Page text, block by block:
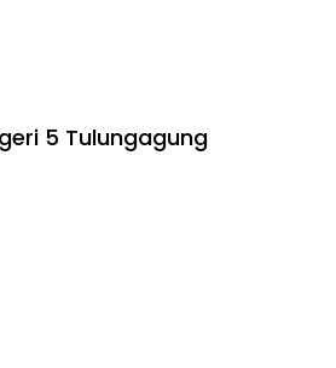
5 Tulungagung